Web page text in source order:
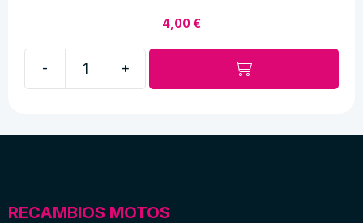
4,00€
-
espejo
+
RECAMBIOS MOTOS